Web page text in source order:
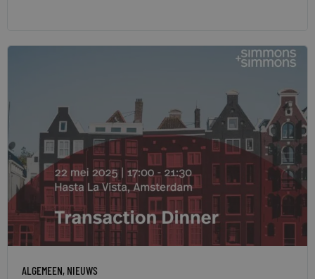
ALGEMEEN, NIEUWS